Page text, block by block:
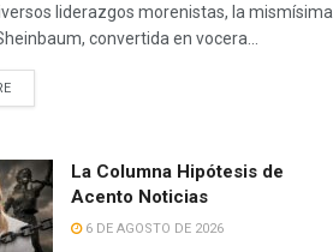
liderazgos morenistas, la mismísima
convertida en vocera...
La Columna Hipótesis de
Acento Noticias
6 DE AGOSTO DE 2026